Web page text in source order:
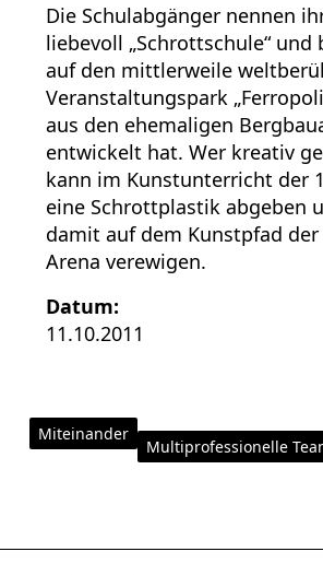
Die Schulabgänger nennen
liebevoll „Schrottschule“ und
auf den mittlerweile
Veranstaltungspark
aus den ehemaligen
entwickelt hat. Wer kreativ
kann im Kunstunterricht der
eine Schrottplastik abgeben
damit auf dem Kunstpfad
Arena verewigen.
Datum:
11.10.2011
Miteinander
Multiprofessionelle